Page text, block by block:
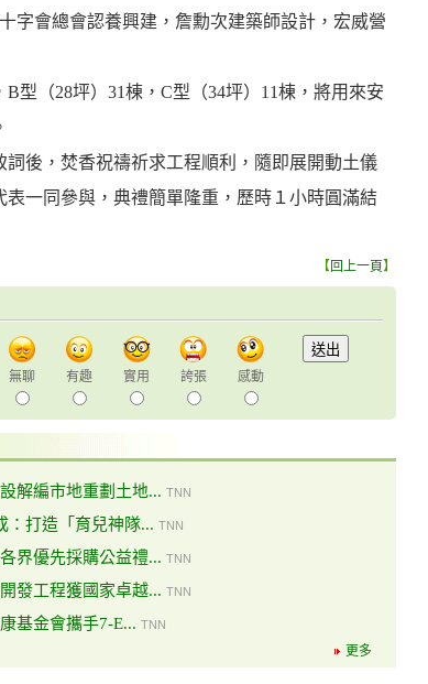
字會總會認養興建，詹勳次建築師設計，宏威營
型（28坪）31棟，C型（34坪）11棟，將用來安
後，焚香祝禱祈求工程順利，隨即展開動土儀
一同參與，典禮簡單隆重，歷時１小時圓滿結
【回上一頁】
無聊 有趣 實用 誇張 感動
解編市地重劃土地... TNN
：打造「育兒神隊... TNN
界優先採購公益禮... TNN
發工程獲國家卓越... TNN
基金會攜手7-E... TNN
更多